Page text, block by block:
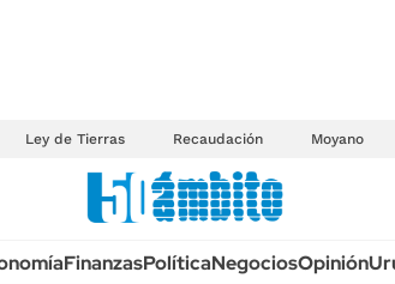
Ley de Tierras Recaudación Moyano
TECNOLOGÍA
FinanzasPolíticaNegociosOpinión